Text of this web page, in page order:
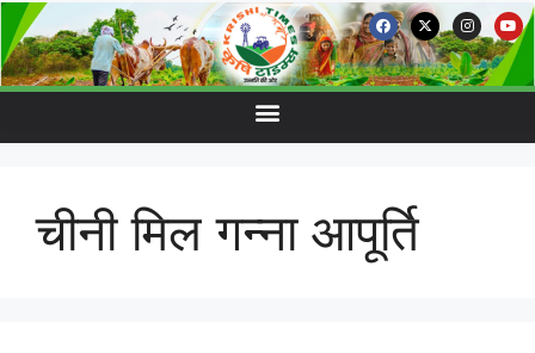
चीनी मिल गन्ना आपूर्ति